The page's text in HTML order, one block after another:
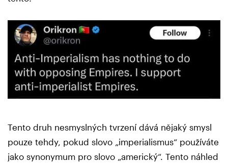
Tento druh nesmyslných tvrzení dává nějaký smysl
pouze tehdy, pokud slovo „imperialismus“ používáte
jako synonymum pro slovo „americký“. Tento náhled